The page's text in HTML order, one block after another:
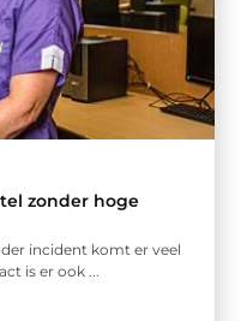
zonder hoge
incident komt er veel
is er ook ...